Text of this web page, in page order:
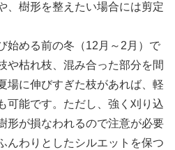
、樹形を整えたい場合には剪定
始める前の冬（12月～2月）で
や枯れ枝、混み合った部分を間
場に伸びすぎた枝があれば、軽
可能です。ただし、強く刈り込
形が損なわれるので注意が必要
んわりとしたシルエットを保つ